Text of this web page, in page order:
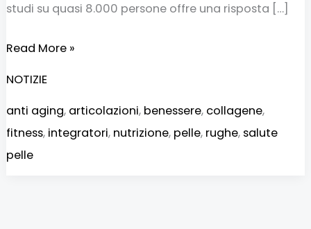
studi su quasi 8.000 persone offre una risposta […]
Read More »
NOTIZIE
anti aging, articolazioni, benessere, collagene,
fitness, integratori, nutrizione, pelle, rughe, salute
pelle